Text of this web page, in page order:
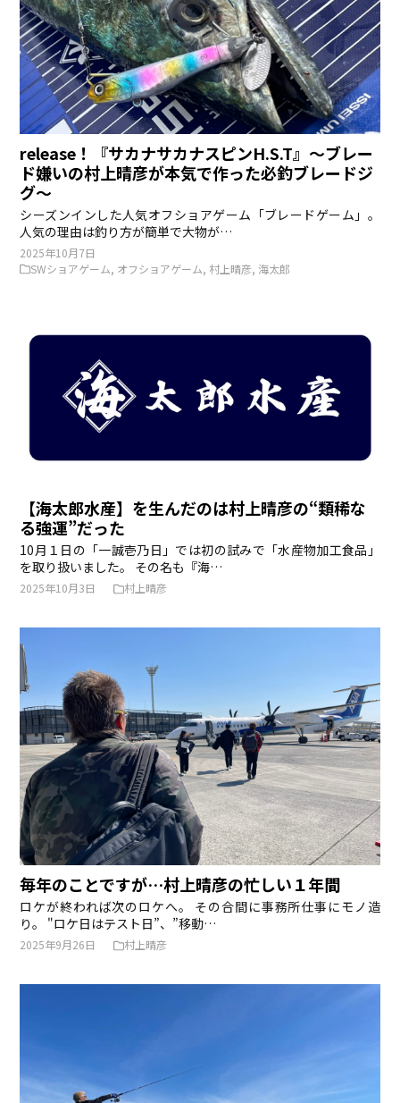
release！『サカナサカナスピンH.S.T』〜ブレー
ド嫌いの村上晴彦が本気で作った必釣ブレードジ
グ〜
シーズンインした人気オフショアゲーム「ブレードゲーム」。
人気の理由は釣り方が簡単で大物が…
2025年10月7日
SWショアゲーム, オフショアゲーム, 村上晴彦,海太郎
【海太郎水産】を生んだのは村上晴彦の“類稀な
る強運”だった
10月１日の「一誠壱乃日」では初の試みで「水産物加工食品」
を取り扱いました。 その名も『海…
2025年10月3日 村上晴彦
毎年のことですが…村上晴彦の忙しい１年間
ロケが終われば次のロケへ。 その合間に事務所仕事にモノ造
り。 "ロケ日はテスト日”、”移動…
2025年9月26日 村上晴彦